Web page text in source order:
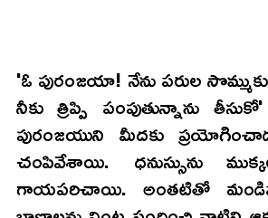
'ఓ పురంజయా! నేను పరుల
నీకు త్రిప్పి పంపుతున్నాను
పురంజయుని మీదకు
చంపివేశాయి. ధనుస్సును
గాయపరిచాయి. అంతటితో